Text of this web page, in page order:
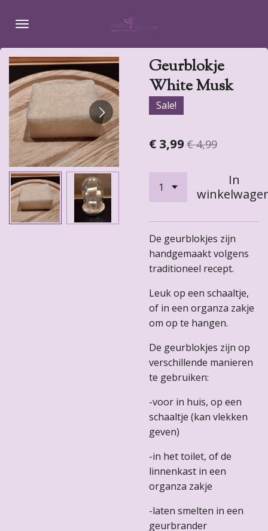
direct
de
hoofdinhoud
Geurblokje
White Musk
Sale!
€ 3,99 € 4,99
In
De geurblokjes zijn
handgemaakt volgens
traditioneel recept.
Leuk op een schaaltje,
of in een organza zakje
om op te hangen.
De geurblokjes zijn op
verschillende manieren
te gebruiken:
-voor in huis, op een
schaaltje (kan vlekken
geven)
-in het toilet, of de
linnenkast in een
organza zakje
-laten smelten in een
geurbrander